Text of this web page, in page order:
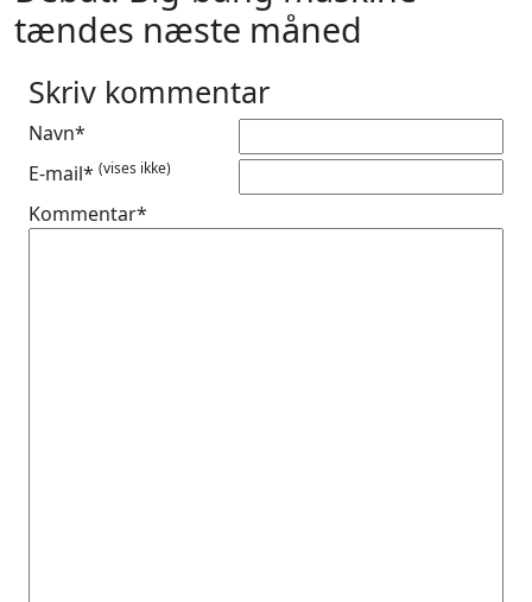
tændes næste måned
Skriv kommentar
Navn*
E-mail* (vises ikke)
Kommentar*